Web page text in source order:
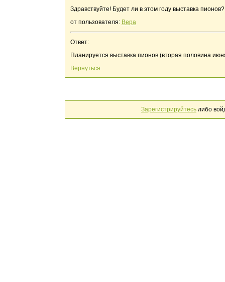
Здравствуйте! Будет ли в этом году выставка
от пользователя: Вера
Ответ:
Планируется выставка пионов (вторая половина
Вернуться
Зарегистрируйтесь либо